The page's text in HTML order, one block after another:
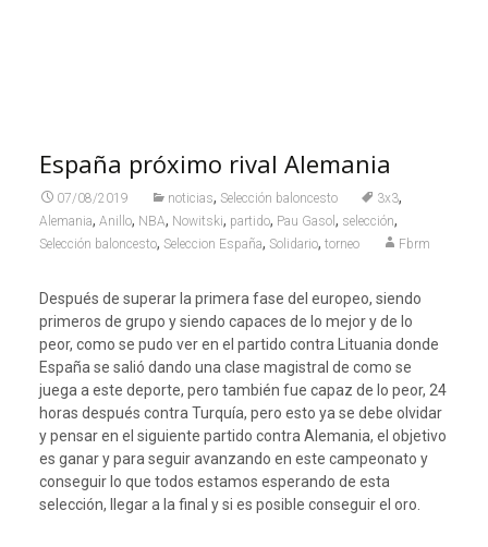
España próximo rival Alemania
07/08/2019 noticias, Selección baloncesto 3x3,
Alemania, Anillo, NBA, Nowitski, partido, Pau Gasol , selección,
Selección baloncesto, Seleccion España, Solidario, torneo Fbrm
Después de superar la primera fase del europeo, siendo
primeros de grupo y siendo capaces de lo mejor y de lo
peor, como se pudo ver en el partido contra Lituania donde
España se salió dando una clase magistral de como se
juega a este deporte, pero también fue capaz de lo peor, 24
horas después contra Turquía, pero esto ya se debe olvidar
y pensar en el siguiente partido contra Alemania, el objetivo
es ganar y para seguir avanzando en este campeonato y
conseguir lo que todos estamos esperando de esta
selección, llegar a la final y si es posible conseguir el oro.